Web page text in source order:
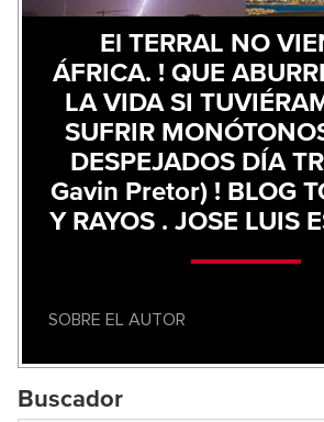
El TERRAL NO
ÁFRICA. ! QUE
LA VIDA SI
SUFRIR
DESPEJADOS DÍA
Gavin Pretor) ! BLOG
Y RAYOS . JOSE LUIS
SOBRE EL AUTOR
Buscador